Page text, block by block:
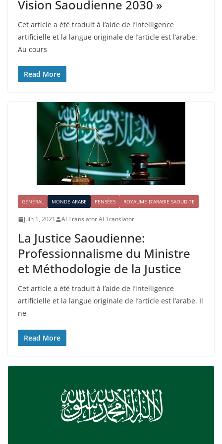
Vision Saoudienne 2030 »
Cet article a été traduit à l’aide de l’intelligence
artificielle et la langue originale de l’article est l’arabe.
Au cours
Read More
GÉNÉRAL MONDE ARABE PENSÉES ROYAUME D'ARABIE SAOUDITE
juin 1, 2021 AI Translator AI Translator
La Justice Saoudienne:
Professionnalisme du Ministre
et Méthodologie de la Justice
Cet article a été traduit à l’aide de l’intelligence
artificielle et la langue originale de l’article est l’arabe. Il
ne
Read More